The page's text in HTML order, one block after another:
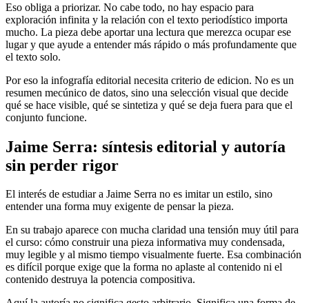
Eso obliga a priorizar. No cabe todo, no hay espacio para
exploración infinita y la relación con el texto periodístico importa
mucho. La pieza debe aportar una lectura que merezca ocupar ese
lugar y que ayude a entender más rápido o más profundamente que
el texto solo.
Por eso la infografía editorial necesita criterio de edicion. No es un
resumen mecúnico de datos, sino una selección visual que decide
qué se hace visible, qué se sintetiza y qué se deja fuera para que el
conjunto funcione.
Jaime Serra: síntesis editorial y autoría
sin perder rigor
El interés de estudiar a Jaime Serra no es imitar un estilo, sino
entender una forma muy exigente de pensar la pieza.
En su trabajo aparece con mucha claridad una tensión muy útil para
el curso: cómo construir una pieza informativa muy condensada,
muy legible y al mismo tiempo visualmente fuerte. Esa combinación
es difícil porque exige que la forma no aplaste al contenido ni el
contenido destruya la potencia compositiva.